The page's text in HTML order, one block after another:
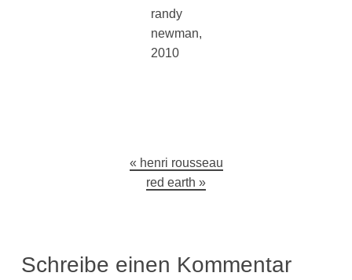
randy
newman,
2010
Beitragsnavigation
henri rousseau
red earth
Schreibe einen Kommentar